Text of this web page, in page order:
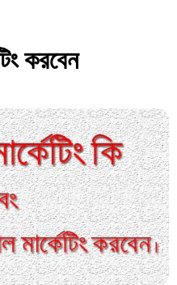
করবেন